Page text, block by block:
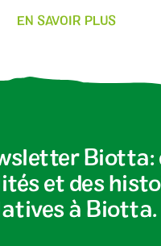
EN SAVOIR PLUS
Biotta:
et des
à Biotta.